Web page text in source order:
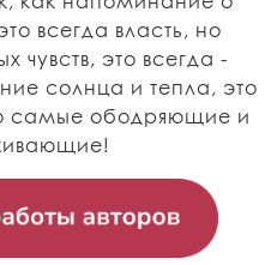
всегда власть, но
чувств, это всегда -
солнца и тепла, это
самые ободряющие и